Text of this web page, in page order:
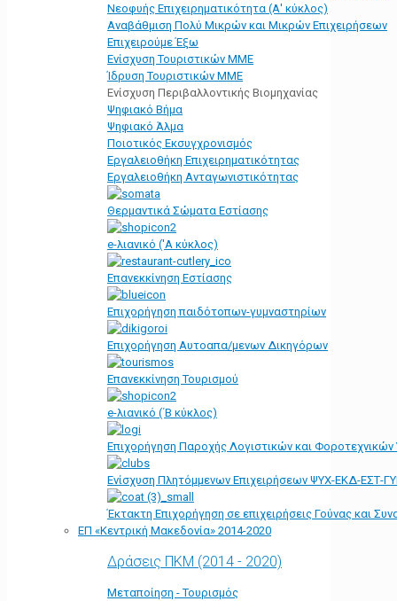
Νεοφυής Επιχειρηματικότητα (Α' κύκλος)
Αναβάθμιση Πολύ Μικρών και Μικρών Επιχειρήσεων
Επιχειρούμε Έξω
Ενίσχυση Τουριστικών ΜΜΕ
Ίδρυση Τουριστικών ΜΜΕ
Ενίσχυση Περιβαλλοντικής Βιομηχανίας
Ψηφιακό Βήμα
Ψηφιακό Άλμα
Ποιοτικός Εκσυγχρονισμός
Εργαλειοθήκη Eπιχειρηματικότητας
Εργαλειοθήκη Ανταγωνιστικότητας
Θερμαντικά Σώματα Εστίασης
e-λιανικό ('Α κύκλος)
Επανεκκίνηση Εστίασης
Επιχορήγηση παιδότοπων-γυμναστηρίων
Επιχορήγηση Αυτοαπα/μενων Δικηγόρων
Επανεκκίνηση Τουρισμού
e-λιανικό (΄Β κύκλος)
Επιχορήγηση Παροχής Λογιστικών και
Ενίσχυση Πλητόμμενων Επιχειρήσεων ΨΥΧ-ΕΚΔ-ΕΣΤ-
Έκτακτη Επιχορήγηση σε επιχειρήσεις Γούνας και
ΕΠ «Kεντρική Μακεδονία» 2014-2020
Δράσεις ΠΚΜ (2014 - 2020)
Μεταποίηση - Τουρισμός